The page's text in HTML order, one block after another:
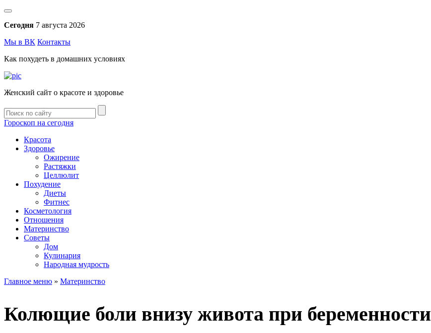
Сегодня 7 августа 2026
Мы в ВК Контакты
Как похудеть в домашних условиях
Женский сайт о красоте и здоровье
Гороскоп на сегодня
Красота
Здоровье
Ожирение
Растяжки
Целлюлит
Похудение
Диеты
Фитнес
Косметология
Отношения
Материнство
Советы
Дом
Кулинария
Народная мудрость
Главное меню » Материнство
Колющие боли внизу живота при беременности